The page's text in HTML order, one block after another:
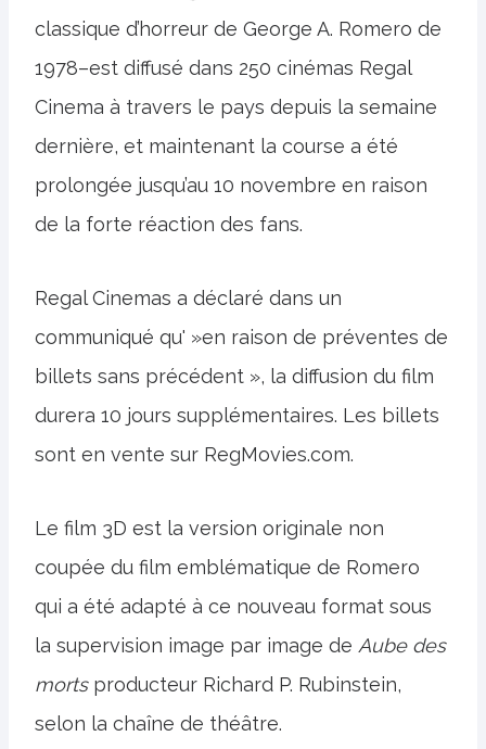
classique d’horreur de George A. Romero de
1978–est diffusé dans 250 cinémas Regal
Cinema à travers le pays depuis la semaine
dernière, et maintenant la course a été
prolongée jusqu’au 10 novembre en raison
de la forte réaction des fans.
Regal Cinemas a déclaré dans un
communiqué qu' »en raison de préventes de
billets sans précédent », la diffusion du film
durera 10 jours supplémentaires. Les billets
sont en vente sur RegMovies.com.
Le film 3D est la version originale non
coupée du film emblématique de Romero
qui a été adapté à ce nouveau format sous
la supervision image par image de Aube des
morts producteur Richard P. Rubinstein,
selon la chaîne de théâtre.